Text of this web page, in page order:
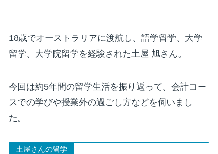
18歳でオーストラリアに渡航し、語学留学、大学
留学、大学院留学を経験された土屋 旭さん。
今回は約5年間の留学生活を振り返って、会計コー
スでの学びや授業外の過ごし方などを伺いまし
た。
土屋さんの留学